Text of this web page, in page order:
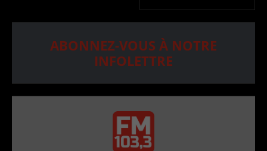
ABONNEZ-VOUS À NOTRE
INFOLETTRE